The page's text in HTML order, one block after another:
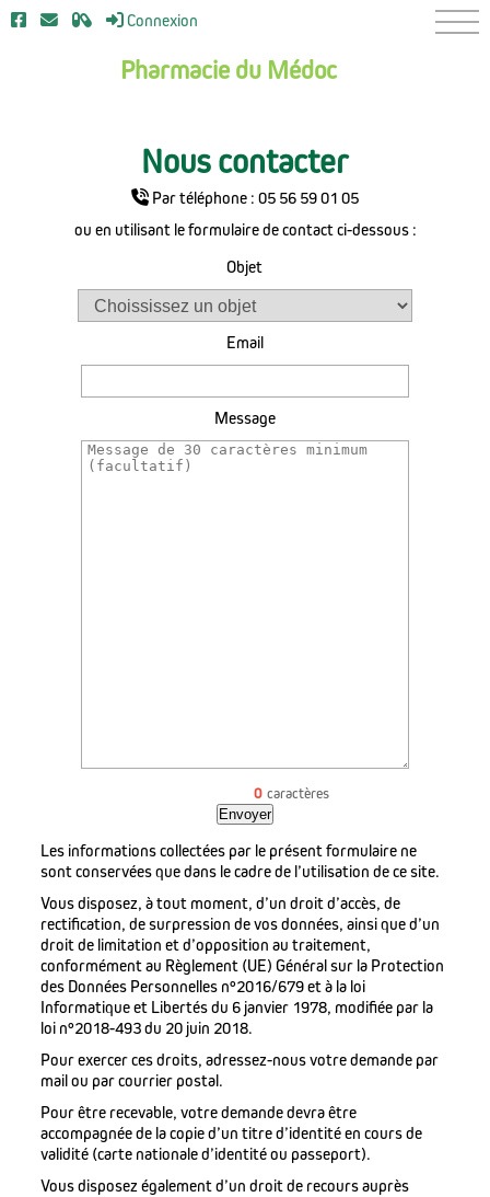
Connexion
Pharmacie du Médoc
Nous contacter
Par téléphone : 05 56 59 01 05
ou en utilisant le formulaire de contact ci-dessous :
Objet
Email
Message
0 caractères
Envoyer
Les informations collectées par le présent formulaire ne
sont conservées que dans le cadre de l’utilisation de ce site.
Vous disposez, à tout moment, d’un droit d’accès, de
rectification, de surpression de vos données, ainsi que d’un
droit de limitation et d’opposition au traitement,
conformément au Règlement (UE) Général sur la Protection
des Données Personnelles n°2016/679 et à la loi
Informatique et Libertés du 6 janvier 1978, modifiée par la
loi n°2018-493 du 20 juin 2018.
Pour exercer ces droits, adressez-nous votre demande par
mail ou par courrier postal.
Pour être recevable, votre demande devra être
accompagnée de la copie d’un titre d’identité en cours de
validité (carte nationale d’identité ou passeport).
Vous disposez également d’un droit de recours auprès